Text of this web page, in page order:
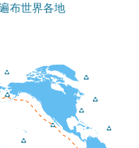
布世界各地